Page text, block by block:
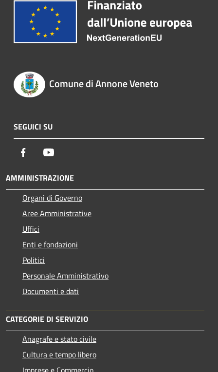
Comune di Annone Veneto
SEGUICI SU
Facebook
AMMINISTRAZIONE
Organi di Governo
Aree Amministrative
Uffici
Enti e fondazioni
Politici
Personale Amministrativo
Documenti e dati
CATEGORIE DI SERVIZIO
Anagrafe e stato civile
Cultura e tempo libero